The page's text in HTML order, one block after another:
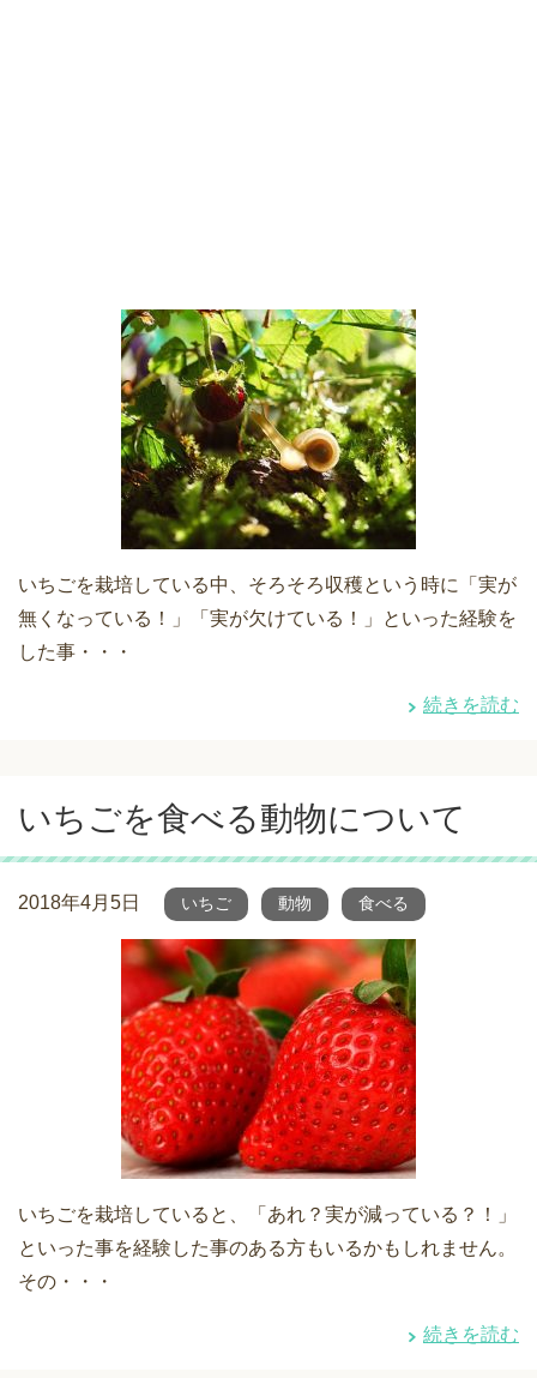
いちごを栽培している中、そろそろ収穫という時に「実が
無くなっている！」「実が欠けている！」といった経験を
した事・・・
続きを読む
いちごを食べる動物について
2018年4月5日 いちご 動物 食べる
いちごを栽培していると、「あれ？実が減っている？！」
といった事を経験した事のある方もいるかもしれません。
その・・・
続きを読む